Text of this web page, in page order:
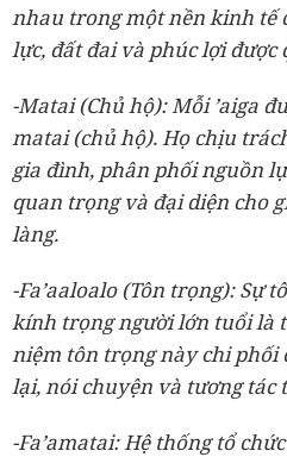
nhau trong một nền kinh tế
lực, đất đai và phúc lợi được
-Matai (Chủ hộ): Mỗi ’aiga
matai (chủ hộ). Họ chịu
gia đình, phân phối nguồn
quan trọng và đại diện cho
làng.
-Fa’aaloalo (Tôn trọng): Sự
kính trọng người lớn tuổi là
niệm tôn trọng này chi phối
lại, nói chuyện và tương tác
-Fa’amatai: Hệ thống tổ